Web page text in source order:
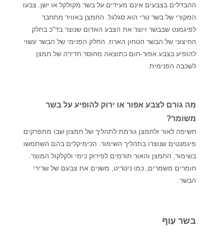
ההבדלים בצבעים אינם מעידים על בשר מקולקל או ישן. צבעו
המקורי של בשר טרי הוא סגלגל. החמצן באוויר מתחבר
לפיגמנט שבבשר ויוצר את הצבע האדום שנוצר בד"כ בחלק
החיצוני של הבשר הטחון הארוז. החלק הפנימי של הבשר עשוי
להופיע בצבע אפור-חום כתוצאה מחוסר חדירה של חמצן
לשכבה הפנימית.
מה גורם לצבע אפור או ירוק להופיע על בשר
משומר?
חשיפה לאור ולחמצן גורמת לתהליך של חמצון שבו מתפרקים
פיגמנטים שנוצרו בתהליך השימור. הכימיקלים בהם השתמשו
בשימור, החמצן והאור תורמים לפירוק כימי ולקלקול המוצר.
חומרים משמרים, כמו ניטריט, משנים את צבעם של שרירי
הבשר.
בשר עוף